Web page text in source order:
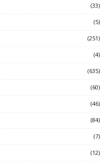
(33)
(5)
(251)
(4)
(635)
(60)
(46)
(84)
(7)
(12)